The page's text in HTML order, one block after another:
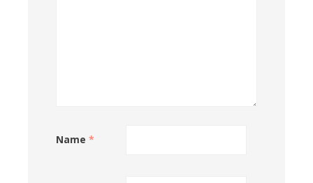
Name *